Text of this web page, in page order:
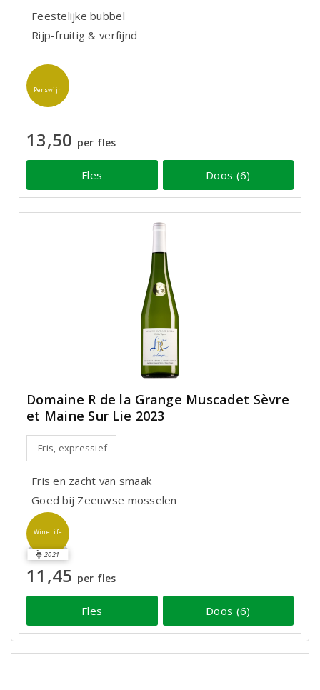
Feestelijke bubbel
Rijp-fruitig & verfijnd
Perswijn
13,50 per fles
Fles Doos (6)
Domaine R de la Grange Muscadet Sèvre
et Maine Sur Lie 2023
Fris, expressief
Fris en zacht van smaak
Goed bij Zeeuwse mosselen
WineLife
2021
11,45 per fles
Fles Doos (6)